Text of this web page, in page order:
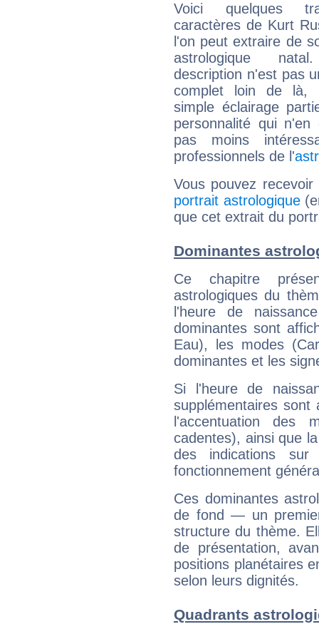
Voici quelques
caractères de Kurt
l'on peut extraire de
astrologique
description n'est pas
complet loin de là,
simple éclairage
personnalité qui n'en
pas moins
professionnels de l'
Vous pouvez
portrait astrologique
que cet extrait du
Dominantes
Ce chapitre
astrologiques du
l'heure de
dominantes sont
Eau), les modes
dominantes et les
Si l'heure de
supplémentaires sont
l'accentuation des
cadentes), ainsi que
des indications sur
fonctionnement
Ces dominantes
de fond — un
structure du thème.
de présentation,
positions planétaires
selon leurs dignités.
Quadrants